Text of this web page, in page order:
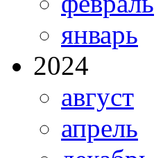
январь
2024
август
апрель